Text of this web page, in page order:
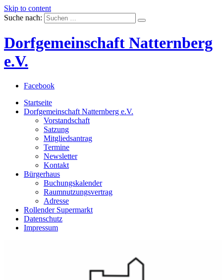
Skip to content
Suche nach:
Dorfgemeinschaft Natternberg
e.V.
Facebook
Startseite
Dorfgemeinschaft Natternberg e.V.
Vorstandschaft
Satzung
Mitgliedsantrag
Termine
Newsletter
Kontakt
Bürgerhaus
Buchungskalender
Raumnutzungsvertrag
Adresse
Rollender Supermarkt
Datenschutz
Impressum